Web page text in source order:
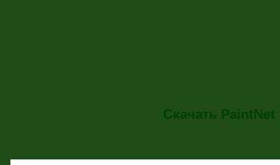
Скачать PaintNet